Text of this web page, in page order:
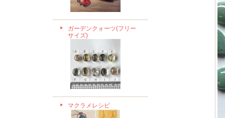
ガーデンクォーツ(フリー
サイズ)
マクラメレシピ